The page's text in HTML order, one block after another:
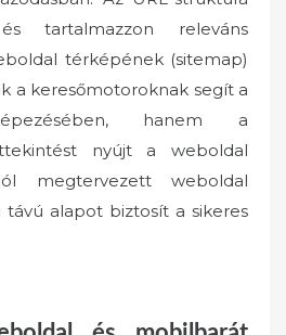
tartalmazzon releváns
térképének (sitemap)
a keresőmotoroknak segít a
hanem a
nyújt a weboldal
megtervezett weboldal
távú alapot biztosít a sikeres